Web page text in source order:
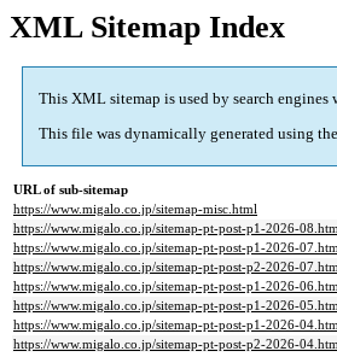
XML Sitemap Index
This XML sitemap is used by search
This file was dynamically generated using the
URL of sub-sitemap
https://www.migalo.co.jp/sitemap-misc.html
https://www.migalo.co.jp/sitemap-pt-post-p1-2026-
https://www.migalo.co.jp/sitemap-pt-post-p1-2026-
https://www.migalo.co.jp/sitemap-pt-post-p2-2026-
https://www.migalo.co.jp/sitemap-pt-post-p1-2026-
https://www.migalo.co.jp/sitemap-pt-post-p1-2026-
https://www.migalo.co.jp/sitemap-pt-post-p1-2026-
https://www.migalo.co.jp/sitemap-pt-post-p2-2026-